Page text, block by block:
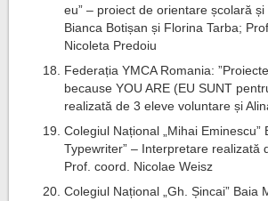
eu” – proiect de orientare școlară
Bianca Botișan și Florina Tarba;
Nicoleta Predoiu
Federația YMCA Romania:
because YOU ARE (EU SUNT
realizată de 3 eleve voluntare și
Colegiul Național „Mihai
Typewriter” – Interpretare realizată
Prof. coord. Nicolae Weisz
Colegiul Național „Gh. Șincai” Baia